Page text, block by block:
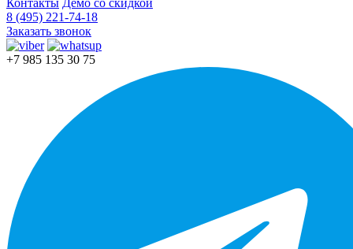
8 (495) 221-74-18
Заказать звонок
+7 985 135 30 75